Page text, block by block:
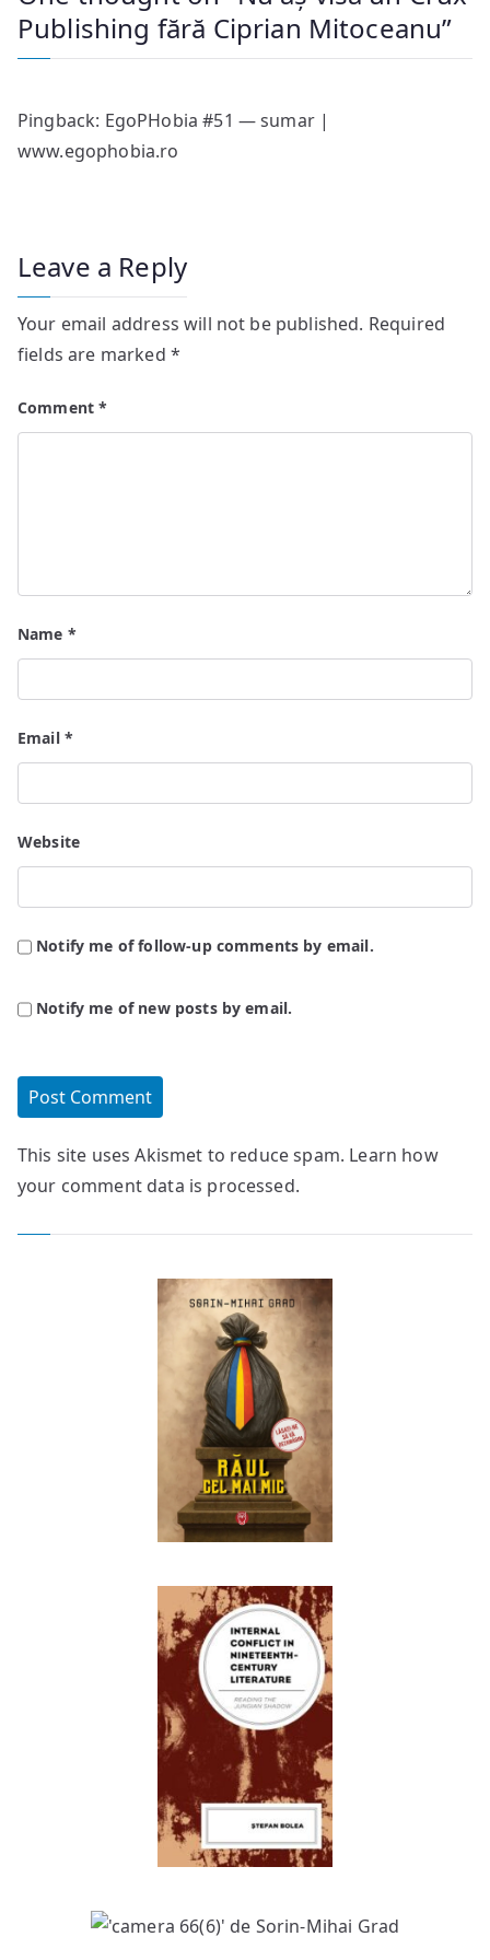
Publishing fără Ciprian Mitoceanu”
Pingback: EgoPHobia #51 — sumar |
www.egophobia.ro
Leave a Reply
Your email address will not be published. Required
fields are marked *
Comment*
Name *
Email *
Website
Notify me of follow-up comments by email.
Notify me of new posts by email.
This site uses Akismet to reduce spam. Learn how
your comment data is processed.